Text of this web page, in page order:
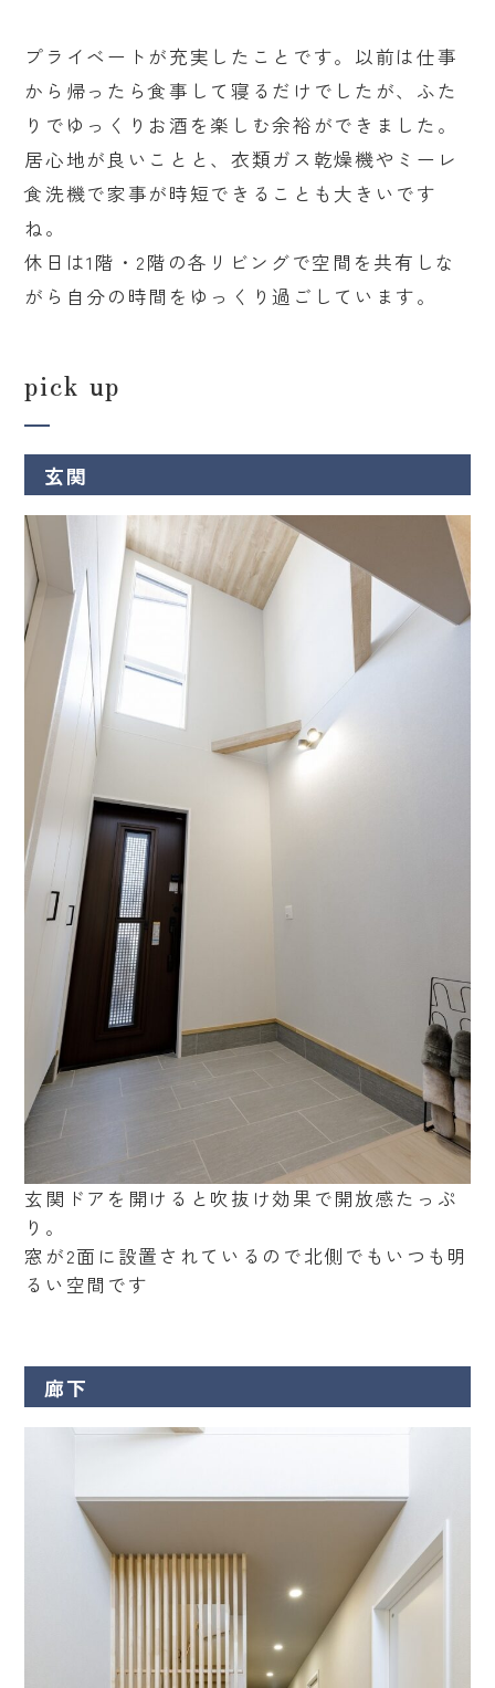
プライベートが充実したことです。以前は仕事
から帰ったら食事して寝るだけでしたが、ふた
りでゆっくりお酒を楽しむ余裕ができました。
居心地が良いことと、衣類ガス乾燥機やミーレ
食洗機で家事が時短できることも大きいです
ね。
休日は1階・2階の各リビングで空間を共有しな
がら自分の時間をゆっくり過ごしています。
pick up
玄関
玄関ドアを開けると吹抜け効果で開放感たっぷ
り。
窓が2面に設置されているので北側でもいつも明
るい空間です
廊下